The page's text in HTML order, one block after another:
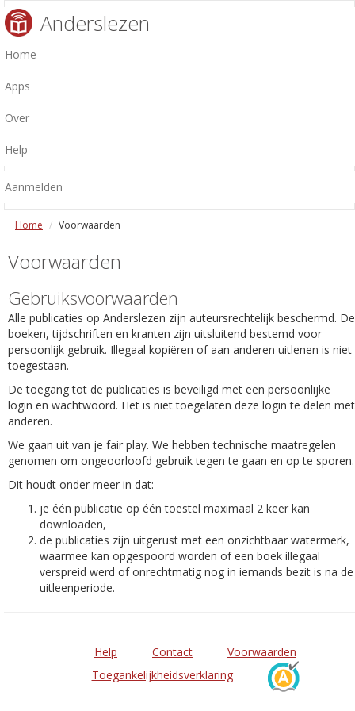
Anderslezen
Home
Apps
Over
Help
Aanmelden
Home Voorwaarden
Voorwaarden
Gebruiksvoorwaarden
Alle publicaties op Anderslezen zijn auteursrechtelijk beschermd. De
boeken, tijdschriften en kranten zijn uitsluitend bestemd voor
persoonlijk gebruik. Illegaal kopiëren of aan anderen uitlenen is niet
toegestaan.
De toegang tot de publicaties is beveiligd met een persoonlijke
login en wachtwoord. Het is niet toegelaten deze login te delen met
anderen.
We gaan uit van je fair play. We hebben technische maatregelen
genomen om ongeoorloofd gebruik tegen te gaan en op te sporen.
Dit houdt onder meer in dat:
je één publicatie op één toestel maximaal 2 keer kan
downloaden,
de publicaties zijn uitgerust met een onzichtbaar watermerk,
waarmee kan opgespoord worden of een boek illegaal
verspreid werd of onrechtmatig nog in iemands bezit is na de
uitleenperiode.
Help Contact
Voorwaarden
Toegankelijkheidsverklaring